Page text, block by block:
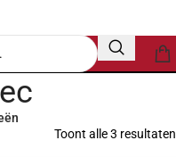
Toont alle 3 resultaten